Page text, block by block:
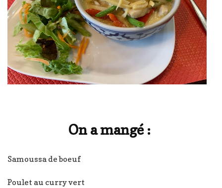
On a mangé :
Samoussa de boeuf
Poulet au curry vert